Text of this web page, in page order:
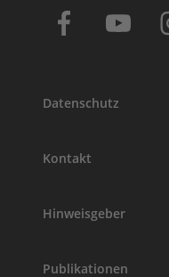
Datenschutz
Kontakt
Hinweisgeber
Publikationen